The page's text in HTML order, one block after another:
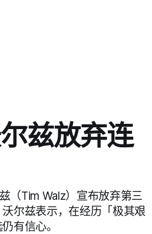
兹放弃连
（Tim Walz）宣布放弃第三
尔兹表示，在经历「极其艰
有信心。